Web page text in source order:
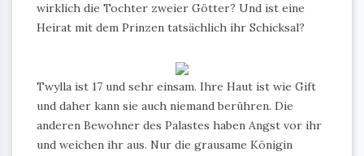
wirklich die Tochter zweier Götter? Und ist eine
Heirat mit dem Prinzen tatsächlich ihr Schicksal?
Twylla ist 17 und sehr einsam. Ihre Haut ist wie Gift
und daher kann sie auch niemand berühren. Die
anderen Bewohner des Palastes haben Angst vor ihr
und weichen ihr aus. Nur die grausame Königin